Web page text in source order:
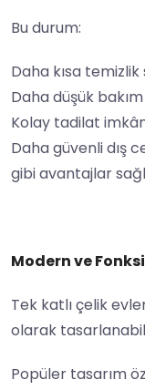
Bu durum:
Daha kısa temizlik
Daha düşük
Kolay tadilat
Daha güvenli dış
gibi avantajlar
Modern ve
Tek katlı çelik
olarak
Popüler tasarım